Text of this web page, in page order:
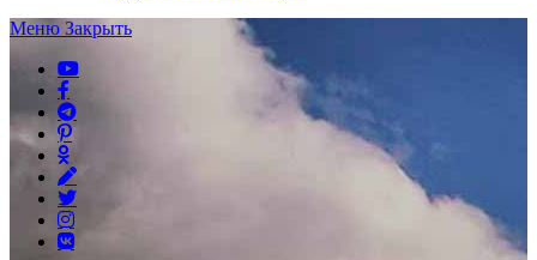
Меню Закрыть